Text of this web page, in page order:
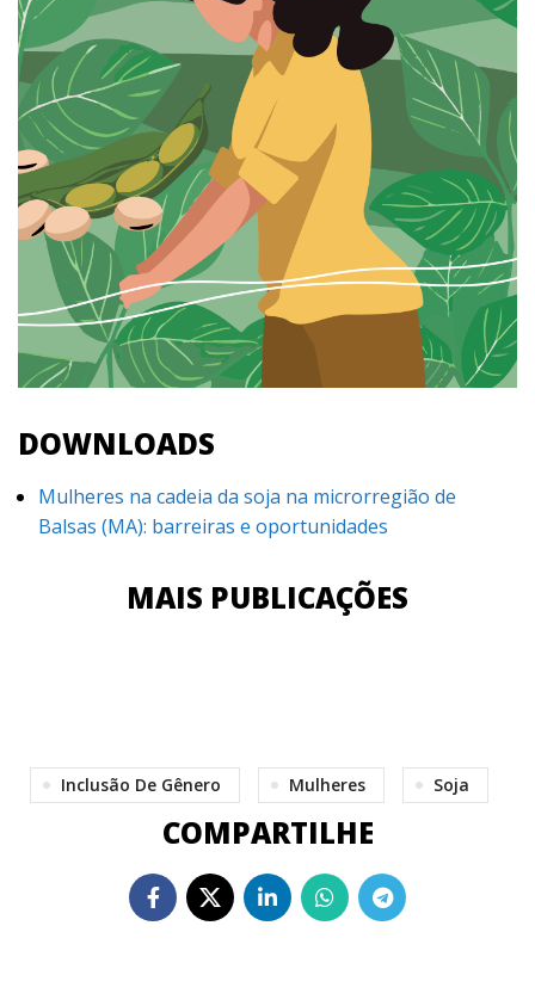
DOWNLOADS
Mulheres na cadeia da soja na microrregião de
Balsas (MA): barreiras e oportunidades
MAIS PUBLICAÇÕES
Inclusão De Gênero Mulheres Soja